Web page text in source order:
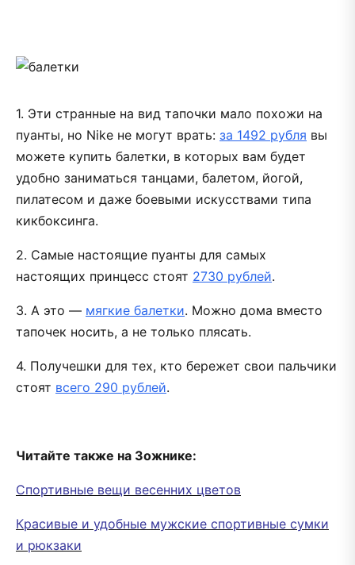
1. Эти странные на вид тапочки мало похожи на
пуанты, но Nike не могут врать: за 1492 рубля вы
можете купить балетки, в которых вам будет
удобно заниматься танцами, балетом, йогой,
пилатесом и даже боевыми искусствами типа
кикбоксинга.
2. Самые настоящие пуанты для самых
настоящих принцесс стоят 2730 рублей.
3. А это — мягкие балетки. Можно дома вместо
тапочек носить, а не только плясать.
4. Получешки для тех, кто бережет свои пальчики
стоят всего 290 рублей.
Читайте также на Зожнике:
Спортивные вещи весенних цветов
Красивые и удобные мужские спортивные сумки
и рюкзаки